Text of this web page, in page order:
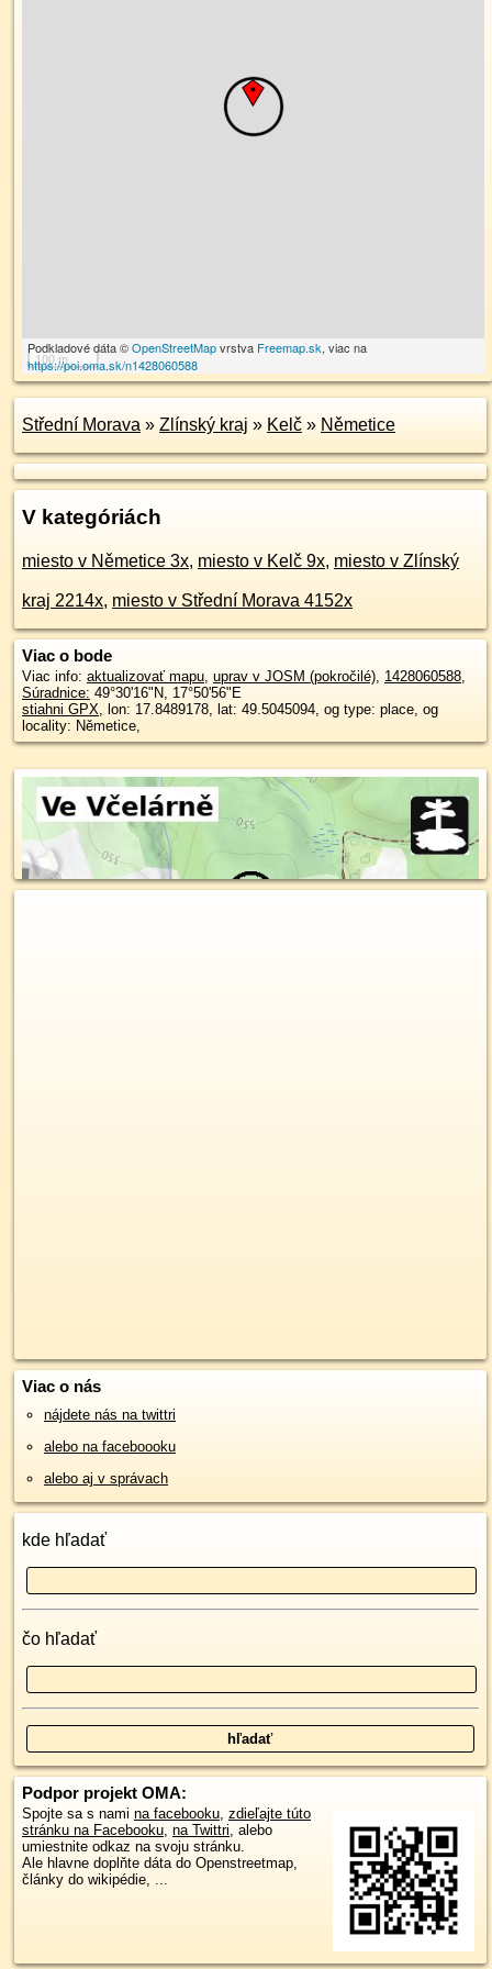
100 m
Podkladové dáta ©OpenStreetMapvrstva Freemap.sk, viac na
https://poi.oma.sk/n1428060588
Střední Morava » Zlínský kraj » Kelč » Němetice
V kategóriách
miesto v Němetice 3x, miesto v Kelč 9x, miesto v Zlínský
kraj 2214x, miesto v Střední Morava 4152x
Viac o bode
Viac info: aktualizovať mapu, uprav v JOSM (pokročilé), 1428060588,
Súradnice: 49°30'16"N, 17°50'56"E
stiahni GPX, lon: 17.8489178, lat: 49.5045094, og type: place, og
locality: Němetice,
Viac o nás
nájdete nás na twittri
alebo na faceboooku
alebo aj v správach
kde hľadať
čo hľadať
Podpor projekt OMA:
Spojte sa s nami na facebooku, zdieľajte túto
stránku na Facebooku, na Twittri, alebo
umiestnite odkaz na svoju stránku.
Ale hlavne doplňte dáta do Openstreetmap,
články do wikipédie, ...